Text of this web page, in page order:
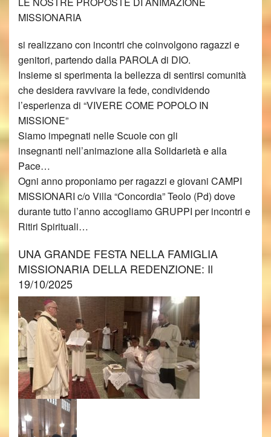
MISSIONARIA
si realizzano con incontri che coinvolgono ragazzi e
genitori, partendo dalla PAROLA di DIO.
Insieme si sperimenta la bellezza di sentirsi comunità
che desidera ravvivare la fede, condividendo
l’esperienza di “VIVERE COME POPOLO IN
MISSIONE”
Siamo impegnati nelle Scuole con gli
insegnanti nell’animazione alla Solidarietà e alla
Pace…
Ogni anno proponiamo per ragazzi e giovani CAMPI
MISSIONARI c/o Villa “Concordia” Teolo (Pd) dove
durante tutto l’anno accogliamo GRUPPI per incontri e
Ritiri Spirituali…
UNA GRANDE FESTA NELLA FAMIGLIA
MISSIONARIA DELLA REDENZIONE: Il
19/10/2025